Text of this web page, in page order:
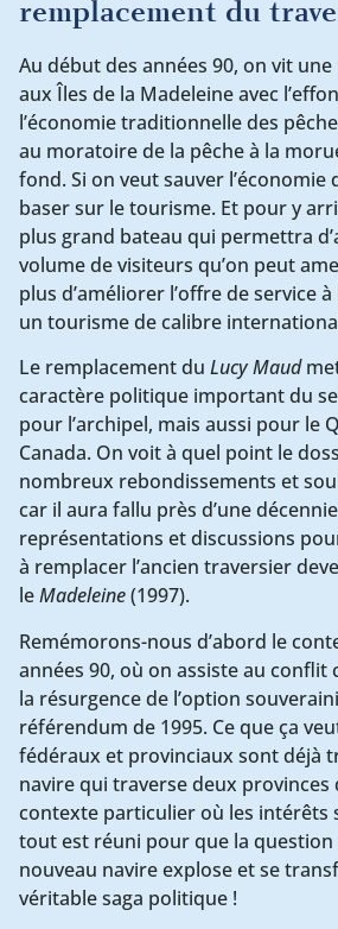
remplacement du
Au début des années 90, on vit
aux Îles de la Madeleine avec
l’économie traditionnelle des
au moratoire de la pêche à la
fond. Si on veut sauver l’économie
baser sur le tourisme. Et pour y
plus grand bateau qui permettra
volume de visiteurs qu’on peut
plus d’améliorer l’offre de service
un tourisme de calibre
Le remplacement du Lucy Maud
caractère politique important du
pour l’archipel, mais aussi pour le
Canada. On voit à quel point le
nombreux rebondissements et
car il aura fallu près d’une
représentations et discussions
à remplacer l’ancien traversier
leMadeleine(1997).
Remémorons-nous d’abord le
années 90, où on assiste au
la résurgence de l’option
référendum de 1995. Ce que ça
fédéraux et provinciaux sont déjà
navire qui traverse deux provinces
contexte particulier où les intérêts
tout est réuni pour que la question
nouveau navire explose et se
véritable saga politique !